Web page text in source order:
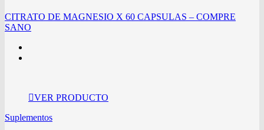
CITRATO DE MAGNESIO X 60 CAPSULAS – COMPRE
SANO
VER PRODUCTO
Suplementos